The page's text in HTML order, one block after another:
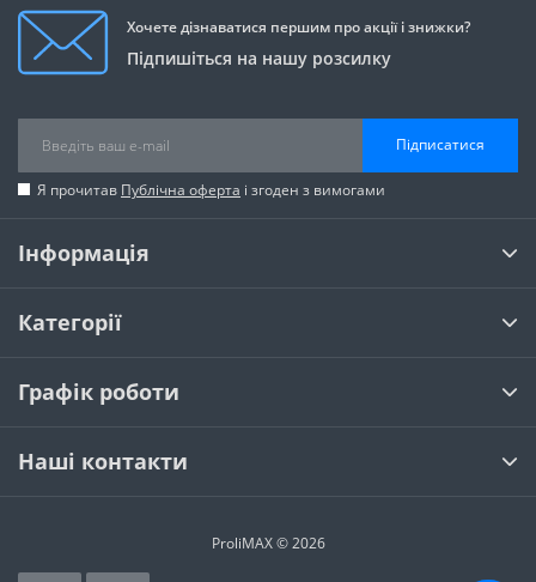
Хочете дізнаватися першим про акції і знижки?
Підпишіться на нашу розсилку
Підписатися
Я прочитав Публічна оферта і згоден з вимогами
Інформація
Категорії
Графік роботи
Наші контакти
ProliMAX © 2026